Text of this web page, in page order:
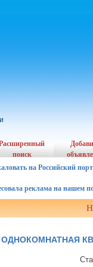
поиск
на Российский
реклама на нашем
ОДНОКОМНАТНАЯ